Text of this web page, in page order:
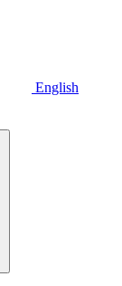
English